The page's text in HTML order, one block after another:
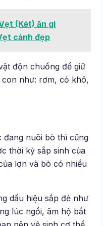
(Két) ăn gì
cảnh đẹp
độn chuồng để giữ
như: rơm, cỏ khô,
đang nuôi bò thì cũng
thời kỳ sắp sinh của
lợn và bò có nhiều
dấu hiệu sắp đẻ như
lúc ngồi, âm hộ bắt